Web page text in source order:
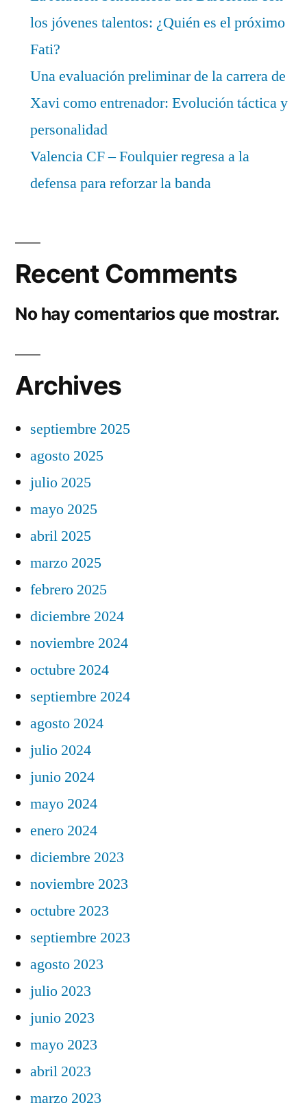
los jóvenes talentos: ¿Quién es el próximo
Fati?
Una evaluación preliminar de la carrera de
Xavi como entrenador: Evolución táctica y
personalidad
Valencia CF – Foulquier regresa a la
defensa para reforzar la banda
Recent Comments
No hay comentarios que mostrar.
Archives
septiembre 2025
agosto 2025
julio 2025
mayo 2025
abril 2025
marzo 2025
febrero 2025
diciembre 2024
noviembre 2024
octubre 2024
septiembre 2024
agosto 2024
julio 2024
junio 2024
mayo 2024
enero 2024
diciembre 2023
noviembre 2023
octubre 2023
septiembre 2023
agosto 2023
julio 2023
junio 2023
mayo 2023
abril 2023
marzo 2023